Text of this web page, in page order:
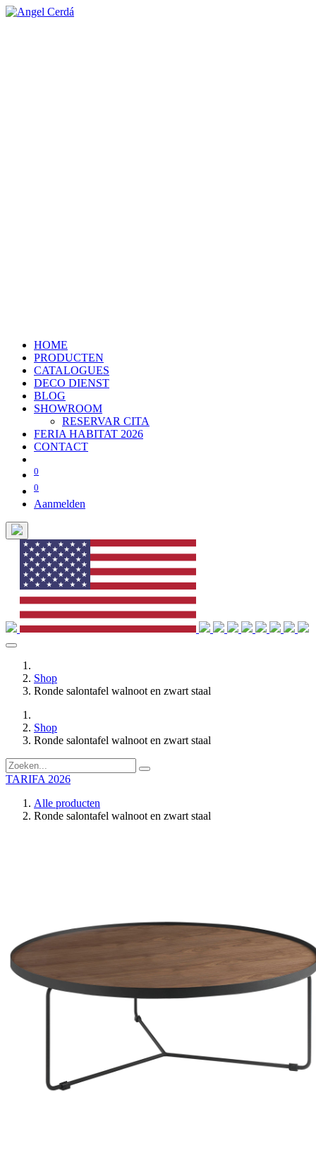
HOME
PRODUCTEN
CATALOGUES
DECO DIENST
BLOG
SHOWROOM
RESERVAR CITA
FERIA HABITAT 2026
CONTACT
0
0
Aanmelden
Shop
Ronde salontafel walnoot en zwart staal
Shop
Ronde salontafel walnoot en zwart staal
TARIFA 2026
Alle producten
Ronde salontafel walnoot en zwart staal